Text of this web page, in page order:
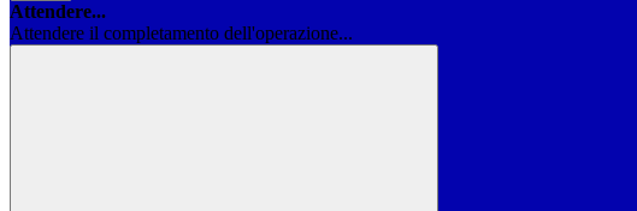
Attendere...
Attendere il completamento dell'operazione...